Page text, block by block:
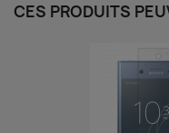
CES PRODUITS